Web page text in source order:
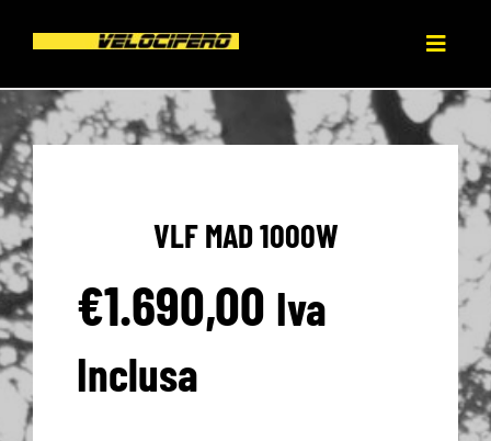
Toggle
HOME
NEWS
VLF MAD 1000W
€1.690,00 Iva
Inclusa